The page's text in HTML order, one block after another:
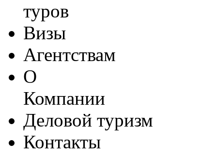
туров
Визы
Агентствам
О
Компании
Деловой туризм
Контакты